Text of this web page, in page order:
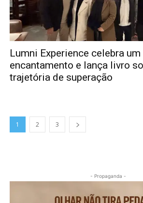
Lumni Experience celebra um
encantamento e lança livro
trajetória de superação
1 2 3
- Propaganda -